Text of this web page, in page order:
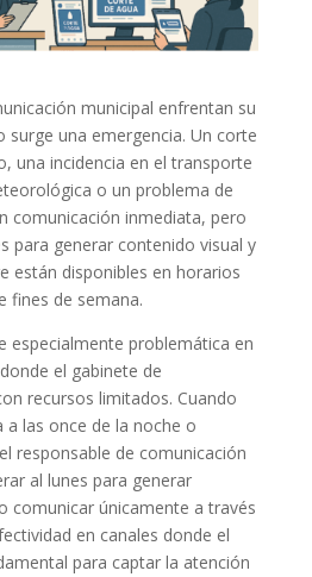
municipal enfrentan su
surge una emergencia. Un corte
una incidencia en el transporte
o un problema de
comunicación inmediata, pero
para generar contenido visual y
están disponibles en horarios
fines de semana.
especialmente problemática en
el gabinete de
recursos limitados. Cuando
a las once de la noche o
responsable de comunicación
al lunes para generar
comunicar únicamente a través
en canales donde el
para captar la atención